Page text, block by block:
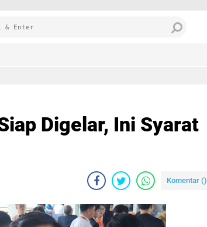
Digelar, Ini Syarat
Komentar ()